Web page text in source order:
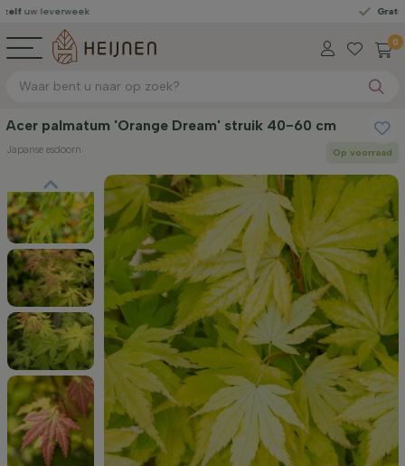
Gratis geleverd
0
Acer palmatum 'Orange Dream' struik 40-60 cm
Japanse esdoorn Op voorraad